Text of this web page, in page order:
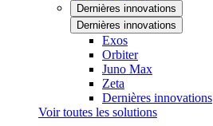
Dernières innovations
Dernières innovations
Exos
Orbiter
Juno Max
Zeta
Dernières innovations
Voir toutes les solutions